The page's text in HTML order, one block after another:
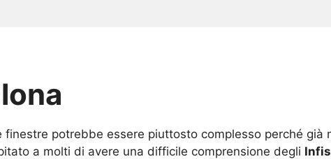
potrebbe essere piuttosto complesso perché già
a molti di avere una difficile comprensione degli